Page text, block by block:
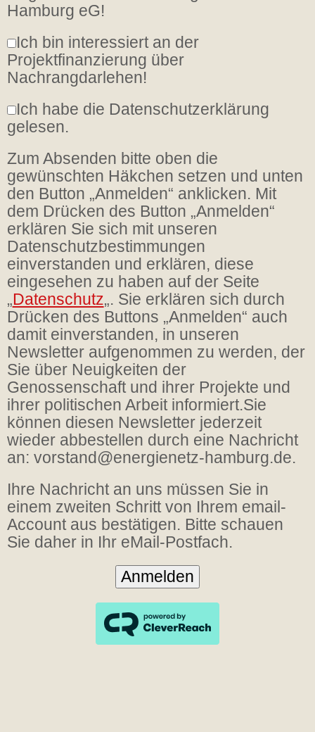
Hamburg eG!
Ich bin interessiert an der
Projektfinanzierung über
Nachrangdarlehen!
Ich habe die Datenschutzerklärung
gelesen.
Zum Absenden bitte oben die
gewünschten Häkchen setzen und unten
den Button „Anmelden“ anklicken. Mit
dem Drücken des Button „Anmelden“
erklären Sie sich mit unseren
Datenschutzbestimmungen
einverstanden und erklären, diese
eingesehen zu haben auf der Seite
„Datenschutz„. Sie erklären sich durch
Drücken des Buttons „Anmelden“ auch
damit einverstanden, in unseren
Newsletter aufgenommen zu werden, der
Sie über Neuigkeiten der
Genossenschaft und ihrer Projekte und
ihrer politischen Arbeit informiert.Sie
können diesen Newsletter jederzeit
wieder abbestellen durch eine Nachricht
an: vorstand@energienetz-hamburg.de.
Ihre Nachricht an uns müssen Sie in
einem zweiten Schritt von Ihrem email-
Account aus bestätigen. Bitte schauen
Sie daher in Ihr eMail-Postfach.
Anmelden